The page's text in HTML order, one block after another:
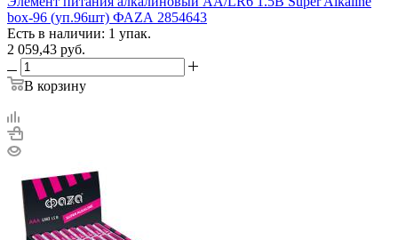
box-96 (уп.96шт) ФАZА 2854643
Есть в наличии: 1 упак.
2 059,43 руб.
В корзину